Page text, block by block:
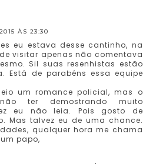
ÀS 23:30
eu estava desse cantinho, na
visitar apenas não comentava
Sil suas resenhistas estão
Está de parabéns essa equipe
um romance policial, mas o
ter demostrando muito
eu não leia. Pois gosto de
Mas talvez eu de uma chance.
qualquer hora me chama
papo,